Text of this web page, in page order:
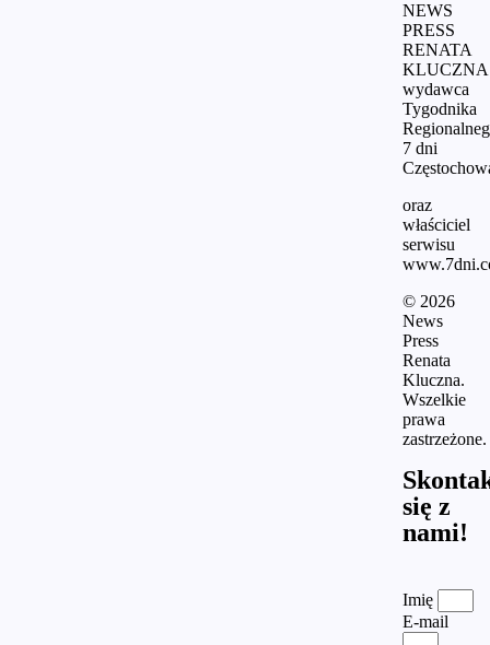
NEWS
PRESS
RENATA
KLUCZNA
wydawca
Tygodnika
7 dni
oraz
właściciel
serwisu
© 2026
News
Press
Renata
Kluczna.
Wszelkie
prawa
zastrzeżone.
się z
nami!
Imię
E-mail